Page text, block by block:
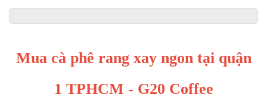
Mua cà phê rang xay ngon tại quận
1 TPHCM - G20 Coffee